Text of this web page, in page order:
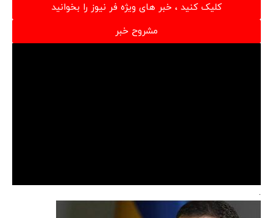
کلیک کنید ، خبر های ویژه فر نیوز را بخوانید
مشروح خبر
.